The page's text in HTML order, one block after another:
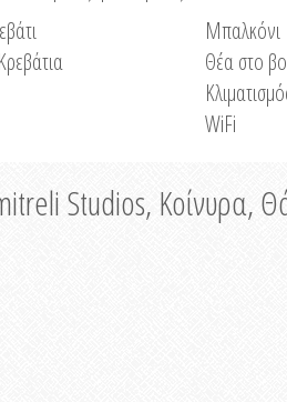
Μπαλκόνι
Θέα στο
WiFi
Studios, Κοίνυρα,